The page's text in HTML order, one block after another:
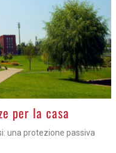
per la casa
una protezione passiva